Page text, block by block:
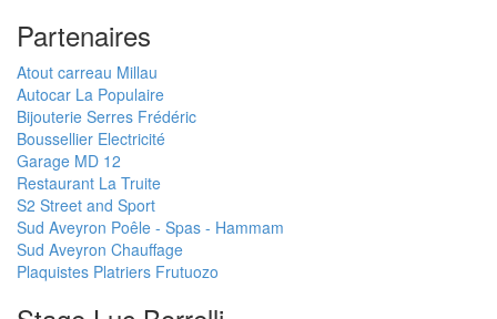
Partenaires
Atout carreau Millau
Autocar La Populaire
Bijouterie Serres Frédéric
Boussellier Electricité
Garage MD 12
Restaurant La Truite
S2 Street and Sport
Sud Aveyron Poêle - Spas - Hammam
Sud Aveyron Chauffage
Plaquistes Platriers Frutuozo